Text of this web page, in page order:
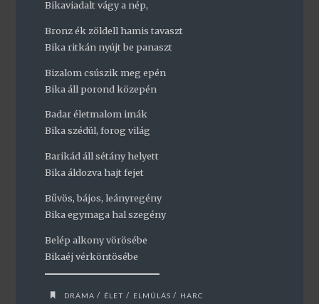
Bikaviadalt vágy a nép,
Bronz ék zöldell hamis tavaszt
Bika ritkán nyújt be panaszt
Bizalom csúszik meg epén
Bika áll porond közepén
Badar életmalom imák
Bika szédül, forog világ
Barikád áll sétány helyett
Bika áldozva hajt fejet
Bűvös, bájos, leányregény
Bika egymaga hal szegény
Belép alkony vörösébe
Bikaéj vérköntösébe
DRÁMA / ÉLET / ELMÚLÁS / HARC